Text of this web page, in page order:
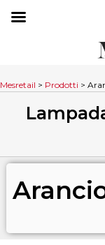
Mesretail > Prodotti >